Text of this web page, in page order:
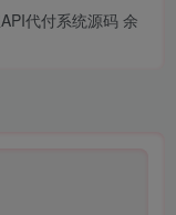
代付系统源码 余